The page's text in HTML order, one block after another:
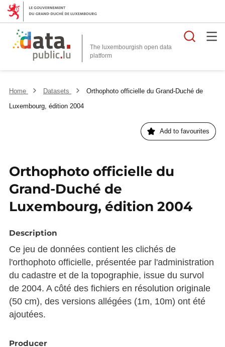
The luxembourgish open data
platform
Home Datasets
Orthophoto officielle du Grand-Duché de
Luxembourg, édition 2004
Add to favourites
Orthophoto officielle du
Grand-Duché de
Luxembourg, édition 2004
Description
Ce jeu de données contient les clichés de
l'orthophoto officielle, présentée par l'administration
du cadastre et de la topographie, issue du survol
de 2004. A côté des fichiers en résolution originale
(50 cm), des versions allégées (1m, 10m) ont été
ajoutées.
Producer